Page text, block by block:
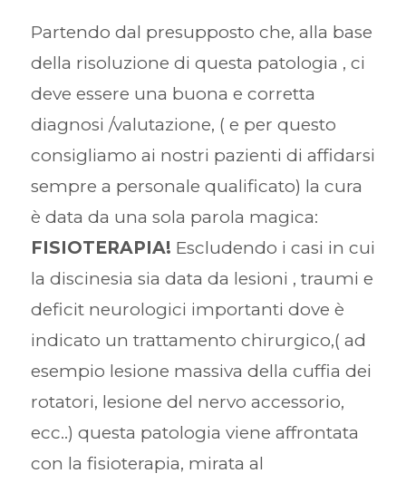
Partendo dal presupposto che, alla base
della risoluzione di questa patologia , ci
deve essere una buona e corretta
diagnosi /valutazione, ( e per questo
consigliamo ai nostri pazienti di affidarsi
sempre a personale qualificato) la cura
è data da una sola parola magica:
FISIOTERAPIA! Escludendo i casi in cui
la discinesia sia data da lesioni , traumi e
deficit neurologici importanti dove è
indicato un trattamento chirurgico,( ad
esempio lesione massiva della cuffia dei
rotatori, lesione del nervo accessorio,
ecc..) questa patologia viene affrontata
con la fisioterapia, mirata al